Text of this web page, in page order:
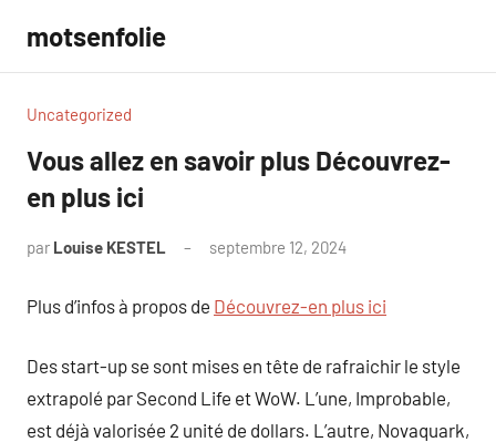
contenu
motsenfolie
Uncategorized
Vous allez en savoir plus Découvrez-
en plus ici
par Louise KESTEL septembre 12, 2024
Plus d’infos à propos de Découvrez-en plus ici
Des start-up se sont mises en tête de rafraichir le style
extrapolé par Second Life et WoW. L’une, Improbable,
est déjà valorisée 2 unité de dollars. L’autre, Novaquark,